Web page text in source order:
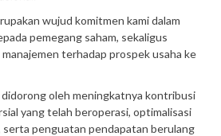
wujud komitmen kami dalam
pemegang saham, sekaligus
terhadap prospek usaha ke
oleh meningkatnya kontribusi
yang telah beroperasi, optimalisasi
penguatan pendapatan berulang